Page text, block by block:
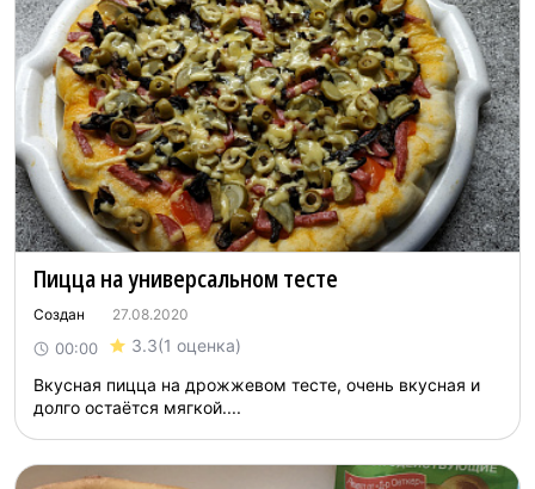
Пицца на универсальном тесте
Создан 27.08.2020
00:00 3.3(1 оценка)
Вкусная пицца на дрожжевом тесте, очень вкусная и
долго остаётся мягкой....